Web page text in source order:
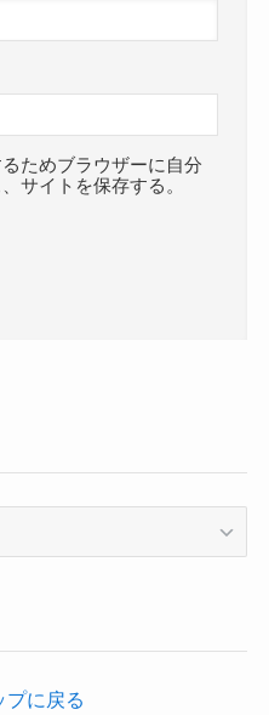
ためブラウザーに自分
サイトを保存する。
プに戻る